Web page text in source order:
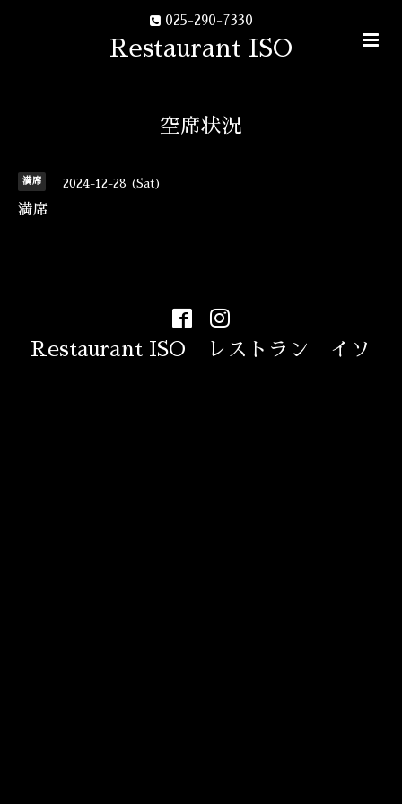
025-290-7330
Restaurant ISO
空席状況
満席 2024-12-28 (Sat)
満席
Restaurant ISO レストラン イソ